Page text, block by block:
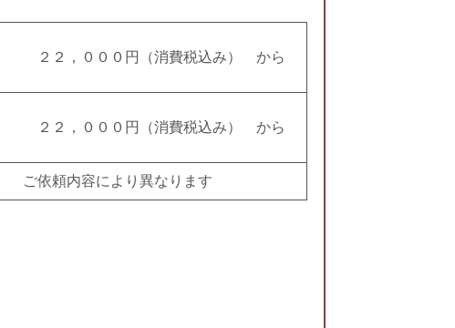
２２，０００円（消費税込み） から
２２，０００円（消費税込み） から
ご依頼内容により異なります